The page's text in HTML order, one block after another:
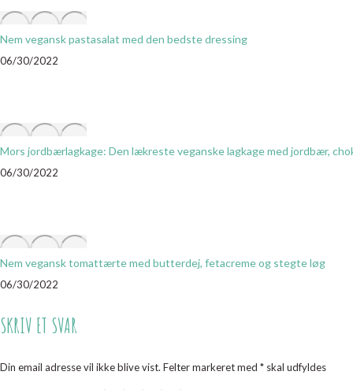
Nem vegansk pastasalat med den bedste dressing
06/30/2022
Mors jordbærlagkage: Den lækreste veganske lagkage med jordbær,
06/30/2022
Nem vegansk tomattærte med butterdej, fetacreme og stegte løg
06/30/2022
SKRIV ET SVAR
Din email adresse vil ikke blive vist. Felter markeret med * skal udfyldes